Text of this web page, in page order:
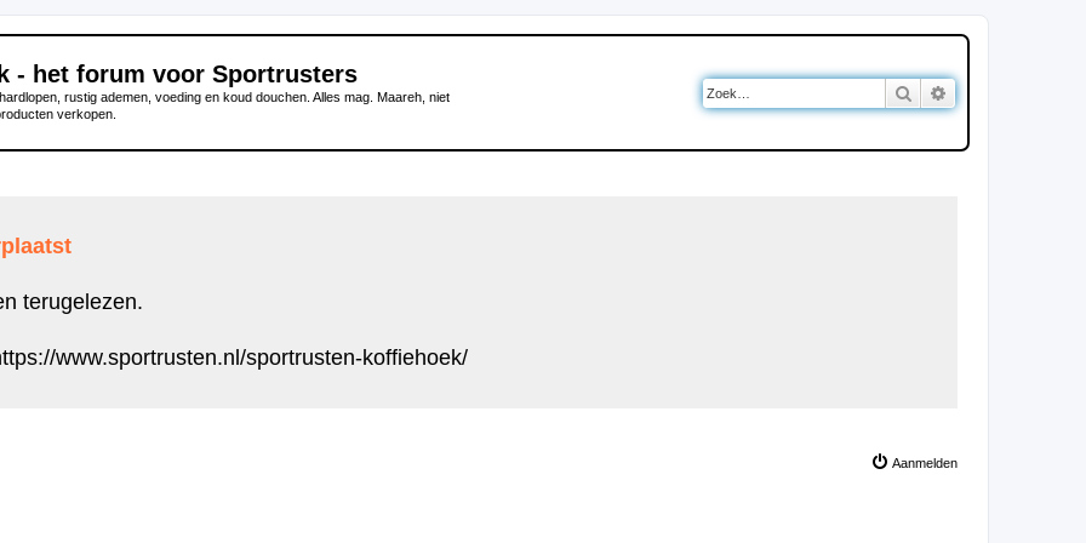
- het forum voor Sportrusters
rustig ademen, voeding en koud douchen. Alles mag. Maareh, niet
verkopen.
Zoek
terugelezen.
www.sportrusten.nl/sportrusten-koffiehoek/
Aanmelden